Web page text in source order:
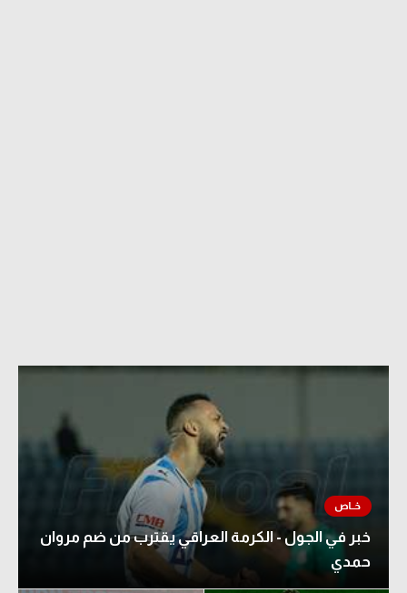
خبر في الجول - الكرمة العراقي يقترب من ضم مروان
حمدي